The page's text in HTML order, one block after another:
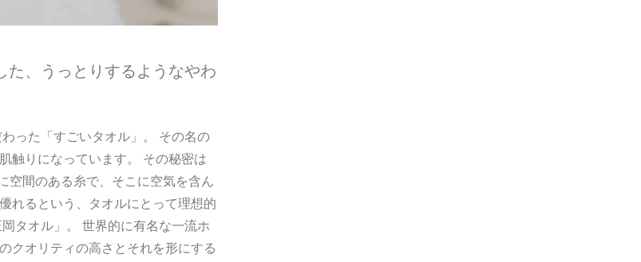
た、うっとりするようなやわ
った「すごいタオル」。 その名の
触りになっています。 その秘密は
空間のある糸で、そこに空気を含ん
れるという、タオルにとって理想的
タオル」。 世界的に有名な一流ホ
クオリティの高さとそれを形にする